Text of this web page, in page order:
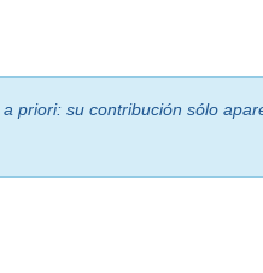
priori: su contribución sólo